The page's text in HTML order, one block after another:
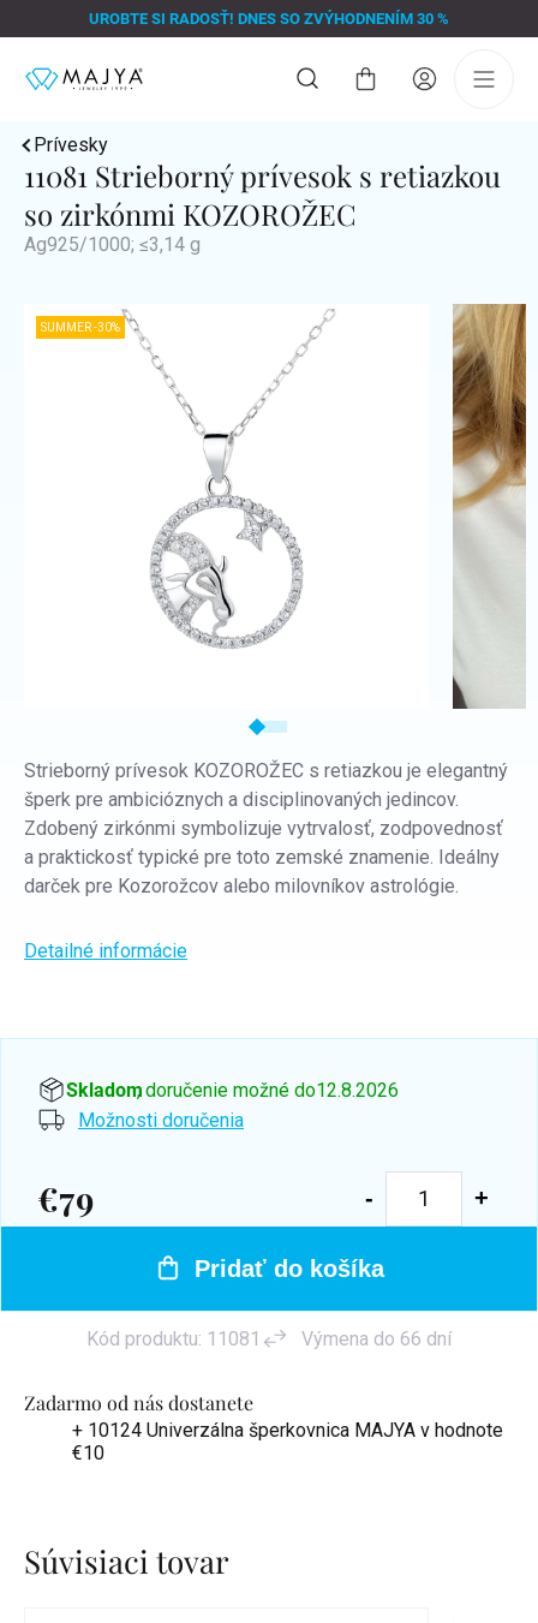
na
UROBTE SI RADOSŤ! DNES SO ZVÝHODNENÍM 30 %
Nákupný
Prívesky
11081 Strieborný prívesok s retiazkou
so zirkónmi KOZOROŽEC
Ag925/1000; ≤3,14 g
SUMMER -30%
Zadarmo od nás dostanete
+ 10124 Univerzálna šperkovnica MAJYA v hodnote
€10
Strieborný prívesok KOZOROŽEC s retiazkou je elegantný
šperk pre ambicióznych a disciplinovaných jedincov.
Zdobený zirkónmi symbolizuje vytrvalosť, zodpovednosť
a praktickosť typické pre toto zemské znamenie. Ideálny
darček pre Kozorožcov alebo milovníkov astrológie.
Detailné informácie
Skladom, doručenie možné do12.8.2026
Možnosti doručenia
€79
Jednotková
Pridať do košíka
Kód produktu: 11081 Výmena do 66 dní
Súvisiaci tovar